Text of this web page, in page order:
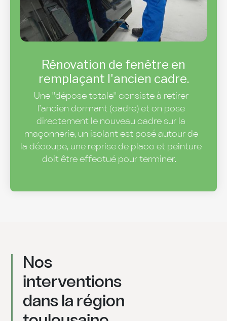
Rénovation de fenêtre en
remplaçant l'ancien cadre.
Une "dépose totale" consiste à retirer
l’ancien dormant (cadre) et on pose
directement le nouveau cadre sur la
maçonnerie, un isolant est posé autour de
la découpe, une reprise de placo et peinture
doit être effectué pour terminer.
Nos
interventions
dans la région